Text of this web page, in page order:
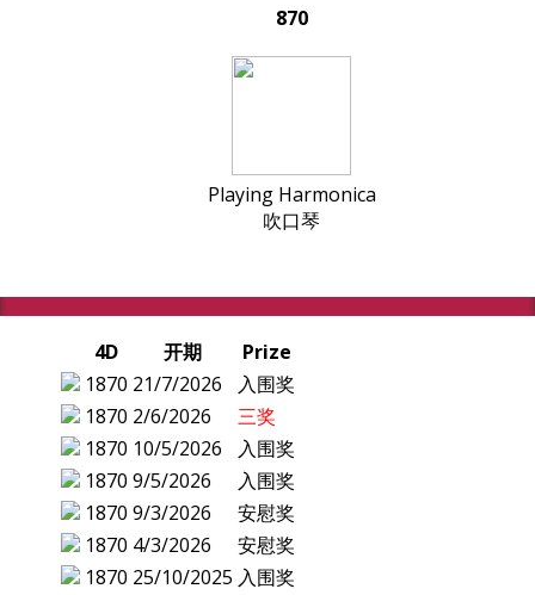
870
Playing Harmonica
吹口琴
4D 开期
Prize
1870 21/7/2026
入围奖
1870 2/6/2026
三奖
1870 10/5/2026
入围奖
1870 9/5/2026
入围奖
1870 9/3/2026
安慰奖
1870 4/3/2026
安慰奖
1870 25/10/2025 入围奖